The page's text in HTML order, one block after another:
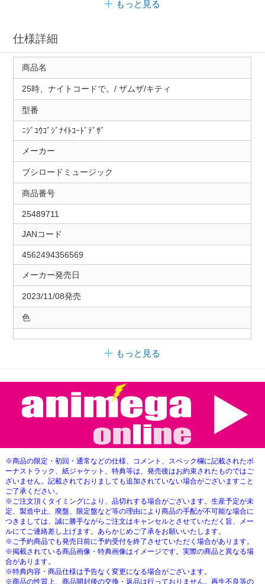
もっと見る
仕様詳細
商品名
25時、ナイトコードで。/ ザムザ/キティ
型番
ﾆｼﾞﾕｳｺﾞｼﾞﾅｲﾄｺｰﾄﾞﾃﾞｻﾞ
メーカー
ブシロードミュージック
商品番号
25489711
JANコード
4562494356569
メーカー発売日
2023/11/08発売
色
もっと見る
※商品の限定・初回・通常などの仕様、コメント、スペック欄に記載されたボ
ーナストラック、紙ジャケット、特典等は、発売後はお約束されたものではご
ざいません。記載されておりましても追加されていない場合がございますこと
ご了承ください。
※ご注文頂くタイミングにより、品切れする場合がございます。生産予定が未
定、製造中止、廃盤、限定盤など等の理由により商品の手配が不可能な場合に
つきましては、誠に勝手ながらご注文はキャンセルとさせていただく旨、メー
ルにてご連絡差し上げます。あらかじめご了承をお願いいたします。
※ご予約商品でも発売日前に予約受付を終了させていただく場合があります。
※掲載されている商品画像・特典画像はイメージです。実際の商品と異なる場
合があります。
※特典内容・商品仕様は予告なく変更になる場合がございます。
※商品の性質上、商品開封後の交換・返品は行っておりません。再生不良等の